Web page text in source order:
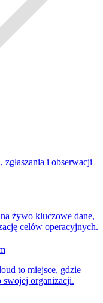
zgłaszania i obserwacji
żywo kluczowe dane,
celów operacyjnych.
to miejsce, gdzie
swojej organizacji.